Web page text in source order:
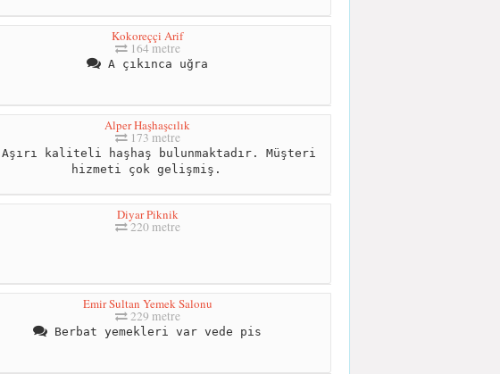
Kokoreççi Arif
164 metre
A çıkınca uğra
Alper Haşhaşcılık
173 metre
Aşırı kaliteli haşhaş bulunmaktadır. Müşteri
hizmeti çok gelişmiş.
Diyar Piknik
220 metre
Emir Sultan Yemek Salonu
229 metre
Berbat yemekleri var vede pis